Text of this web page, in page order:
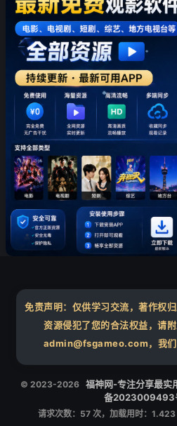
免责声明：仅供学习交流，著作权
资源侵犯了您的合法权益，请
admin@fsgameo.com，我们
© 2023-2026 福神网-专注分享最实
备2023009493
请求次数：57 次，加载用时：
❄